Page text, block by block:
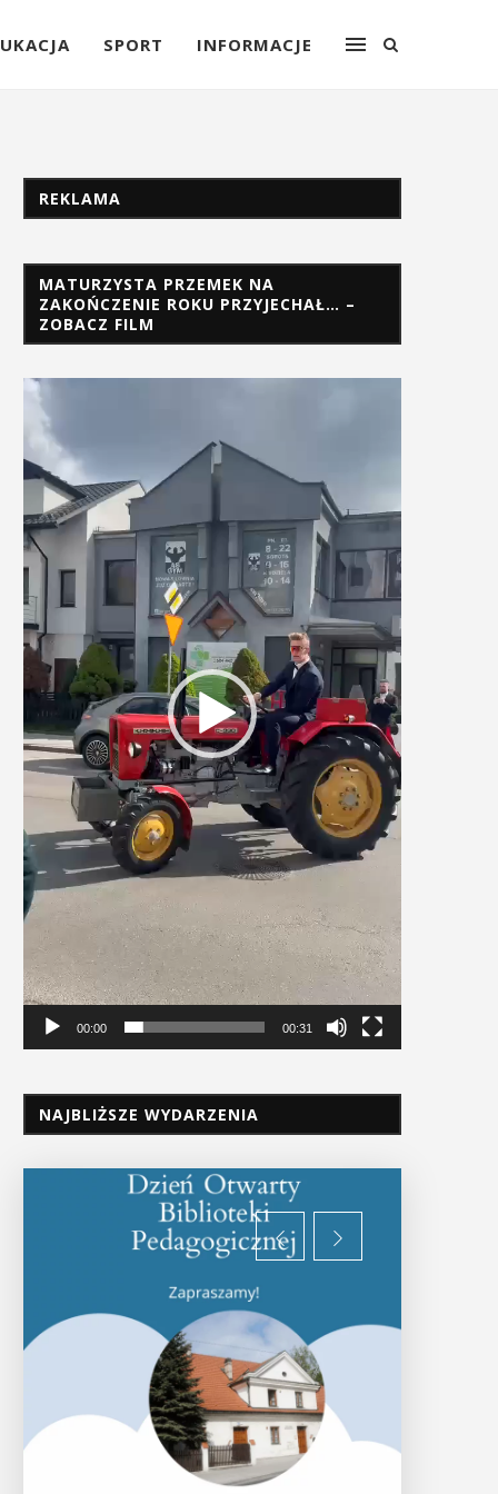
SPORT INFORMACJE
REKLAMA
MATURZYSTA PRZEMEK NA
ZAKOŃCZENIE ROKU PRZYJECHAŁ… –
ZOBACZ FILM
Odtwarzacz
video
00:00 00:31
NAJBLIŻSZE WYDARZENIA